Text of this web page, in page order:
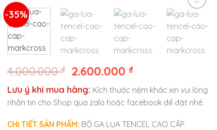
-35%
4.000.000₫ 2.600.000₫
Lưu ý khi mua hàng: Kích thước nệm khác xin vui lòng
nhắn tin cho Shop qua zalo hoặc facebook để đặt nhé.
CHI TIẾT SẢN PHẨM: BỘ GA LỤA TENCEL CAO CẤP